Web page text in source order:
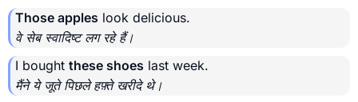
Those apples look delicious.
वे सेब स्वादिष्ट लग रहे हैं।
I bought these shoes last week.
मैंने ये जूते पिछले हफ़्ते खरीदे थे।